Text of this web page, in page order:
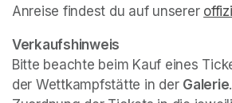
Anreise findest du auf unserer
Verkaufshinweis
Bitte beachte beim Kauf eines
der Wettkampfstätte in der Galerie